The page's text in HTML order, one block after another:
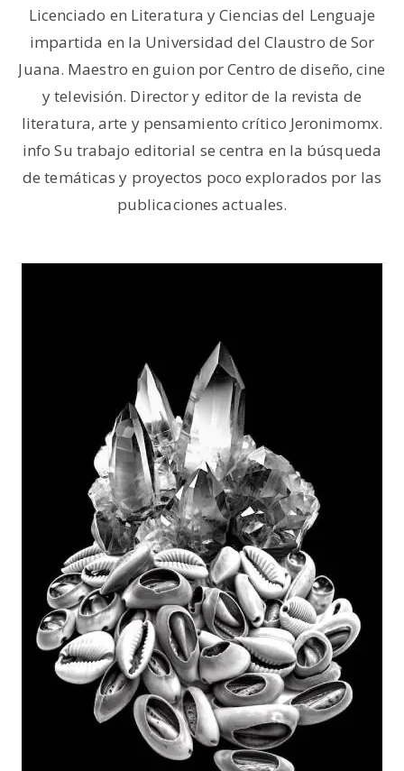
Licenciado en Literatura y Ciencias del Lenguaje
impartida en la Universidad del Claustro de Sor
Juana. Maestro en guion por Centro de diseño, cine
y televisión. Director y editor de la revista de
literatura, arte y pensamiento crítico Jeronimomx.
info Su trabajo editorial se centra en la búsqueda
de temáticas y proyectos poco explorados por las
publicaciones actuales.